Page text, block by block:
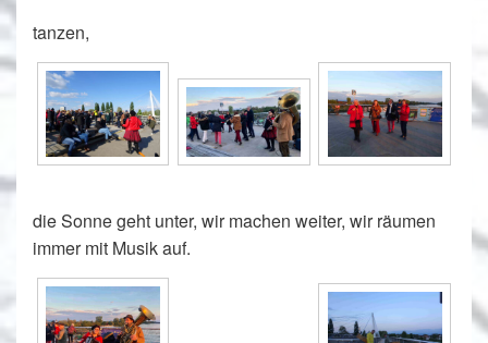
tanzen,
die Sonne geht unter, wir machen weiter, wir räumen
immer mit Musik auf.